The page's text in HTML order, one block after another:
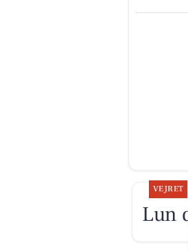
VEJRET
Lun